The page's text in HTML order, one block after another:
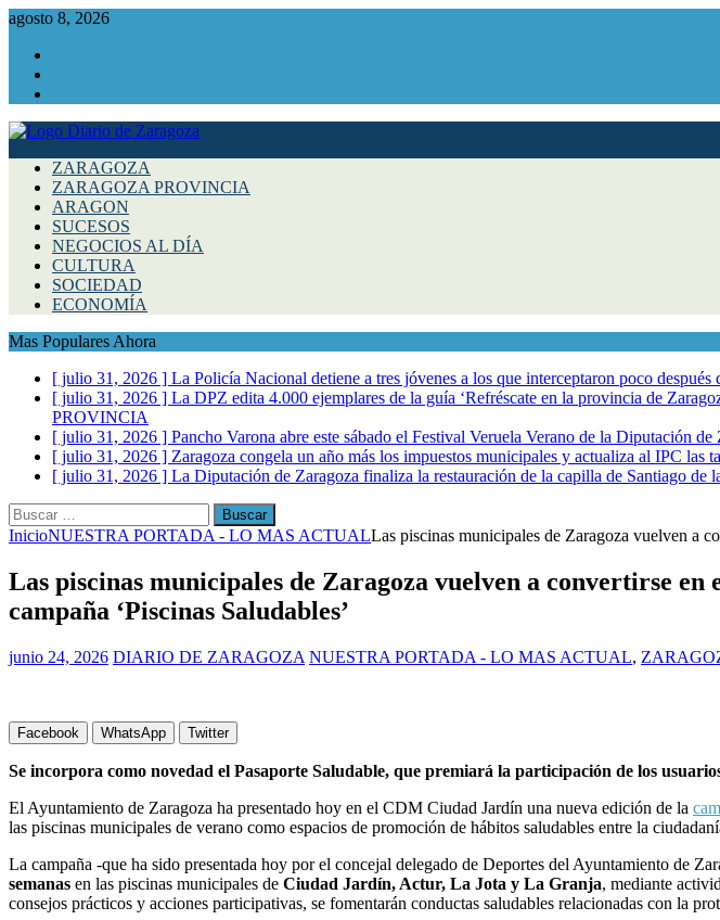
agosto 8, 2026
ZARAGOZA
ZARAGOZA PROVINCIA
ARAGON
SUCESOS
NEGOCIOS AL DÍA
CULTURA
SOCIEDAD
ECONOMÍA
Mas Populares Ahora
[ julio 31, 2026 ] La Policía Nacional detiene a tres jóvenes a los que interceptaron poco
[ julio 31, 2026 ] La DPZ edita 4.000 ejemplares de la guía ‘Refréscate en la provincia de
PROVINCIA
[ julio 31, 2026 ] Pancho Varona abre este sábado el Festival Veruela Verano de la Diputación de
[ julio 31, 2026 ] Zaragoza congela un año más los impuestos municipales y actualiza al IPC las
[ julio 31, 2026 ] La Diputación de Zaragoza finaliza la restauración de la capilla de Santiago de
Buscar:
InicioNUESTRA PORTADA - LO MAS ACTUALLas piscinas municipales de Zaragoza vuelven a
Las piscinas municipales de Zaragoza vuelven a convertirse
campaña ‘Piscinas Saludables’
junio 24, 2026 DIARIO DE ZARAGOZA NUESTRA PORTADA - LO MAS ACTUAL,
Facebook WhatsApp Twitter
Se incorpora como novedad el Pasaporte Saludable, que premiará la participación de los
El Ayuntamiento de Zaragoza ha presentado hoy en el CDM Ciudad Jardín una nueva edición de la
las piscinas municipales de verano como espacios de promoción de hábitos saludables entre la
La campaña -que ha sido presentada hoy por el concejal delegado de Deportes del Ayuntamiento de
semanas en las piscinas municipales de Ciudad Jardín, Actur, La Jota y La Granja, mediante
consejos prácticos y acciones participativas, se fomentarán conductas saludables relacionadas con la